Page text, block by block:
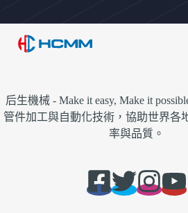
后生機械 - Make it easy, Make it
管件加工與自動化技術，協助世界各
率與品質。